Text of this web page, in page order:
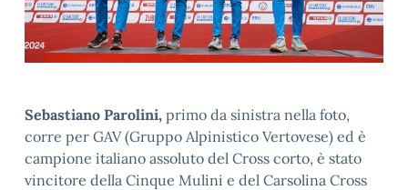
Sebastiano Parolini, primo da sinistra nella foto,
corre per GAV (Gruppo Alpinistico Vertovese) ed è
campione italiano assoluto del Cross corto, è stato
vincitore della Cinque Mulini e del Carsolina Cross